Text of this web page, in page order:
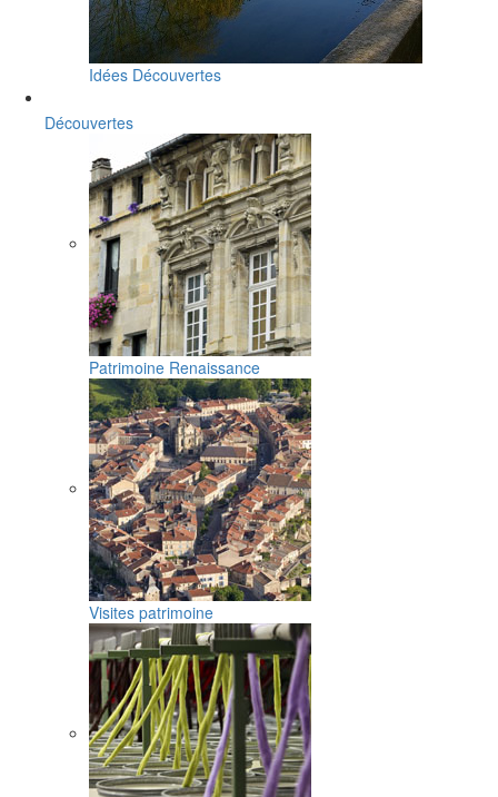
Idées Découvertes
Découvertes
Patrimoine Renaissance
Visites patrimoine